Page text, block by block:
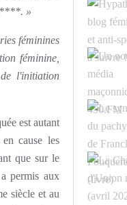
»
féminines
féminine,
l'initiation
est autant
cause les
que sur le
permis aux
siècle et au